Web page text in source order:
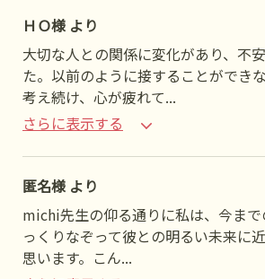
ＨＯ様 より
大切な人との関係に変化があり、不
た。以前のように接することができ
考え続け、心が疲れて...
さらに表示する
匿名様 より
michi先生の仰る通りに私は、今ま
っくりなぞって彼との明るい未来に
思います。こん...